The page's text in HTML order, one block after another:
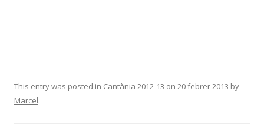
This entry was posted in Cantània 2012-13 on 20 febrer 2013 by
Marcel.